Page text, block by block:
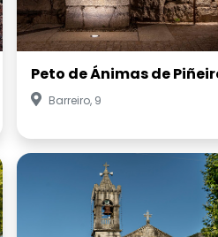
Peto de Ánimas de
Barreiro, 9